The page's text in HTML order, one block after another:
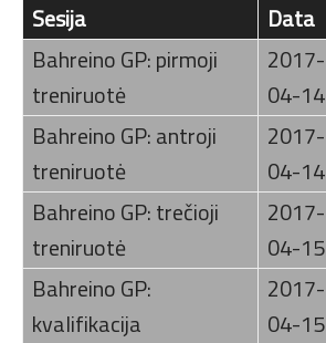
Sesija
Data
Bahreino GP: pirmoji
treniruotė
2017-
04-14
Bahreino GP: antroji
treniruotė
2017-
04-14
Bahreino GP: trečioji
treniruotė
2017-
04-15
Bahreino GP:
kvalifikacija
2017-
04-15